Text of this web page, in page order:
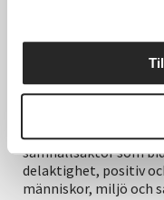
Hela Sveriges
samhällsaktör som
delaktighet, positiv
människor, miljö och